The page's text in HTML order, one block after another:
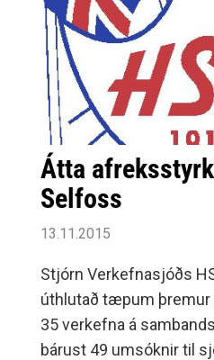
Átta
Selfoss
13.11.2015
Stjórn Verkefnasjóðs
úthlutað tæpum þremur
35 verkefna á
bárust 49 umsóknir til